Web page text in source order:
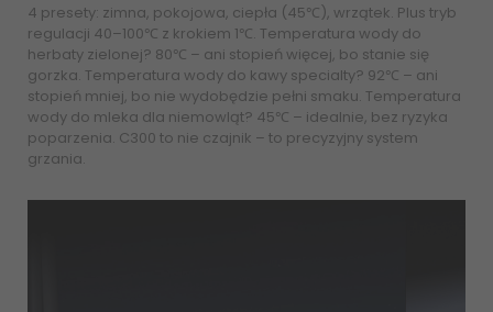
4 presety: zimna, pokojowa, ciepła (45℃), wrzątek. Plus tryb
regulacji 40–100℃ z krokiem 1℃. Temperatura wody do
herbaty zielonej? 80℃ – ani stopień więcej, bo stanie się
gorzka. Temperatura wody do kawy specialty? 92℃ – ani
stopień mniej, bo nie wydobędzie pełni smaku. Temperatura
wody do mleka dla niemowląt? 45℃ – idealnie, bez ryzyka
poparzenia. C300 to nie czajnik – to precyzyjny system
grzania.